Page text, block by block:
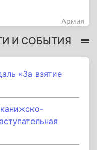
Армия
И СОБЫТИЯ
«За взятие